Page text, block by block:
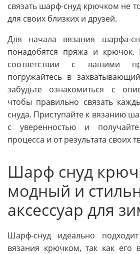
связать шарф-снуд крючком не
для своих близких и друзей.
Для начала вязания шарфа-
понадобятся пряжа и
соответствии с вашими
погружайтесь в
забудьте ознакомиться с
чтобы правильно связать
снуда. Приступайте к вязанию
с уверенностью и
процесса и от результата своих
Шарф снуд
модный и
аксессуар для
Шарф-снуд идеально
вязания крючком, так как его